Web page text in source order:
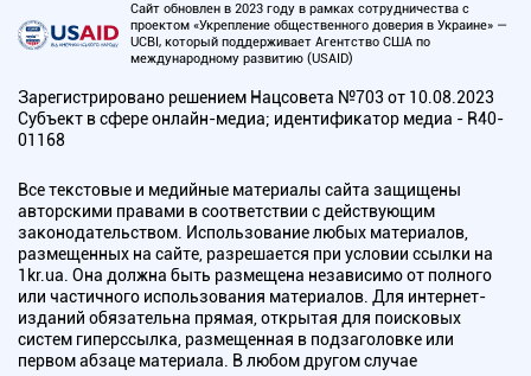
Сайт обновлен в 2023 году в рамках сотрудничества с
проектом «Укрепление общественного доверия в Украине» —
UCBI, который поддерживает Агентство США по
международному развитию (USAID)
Зарегистрировано решением Нацсовета №703 от 10.08.2023
Субъект в сфере онлайн-медиа; идентификатор медиа - R40-
01168
Все текстовые и медийные материалы сайта защищены
авторскими правами в соответствии с действующим
законодательством. Использование любых материалов,
размещенных на сайте, разрешается при условии ссылки на
1kr.ua. Она должна быть размещена независимо от полного
или частичного использования материалов. Для интернет-
изданий обязательна прямая, открытая для поисковых
систем гиперссылка, размещенная в подзаголовке или
первом абзаце материала. В любом другом случае